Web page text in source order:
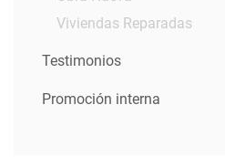
Viviendas Reparadas
Testimonios
Promoción interna